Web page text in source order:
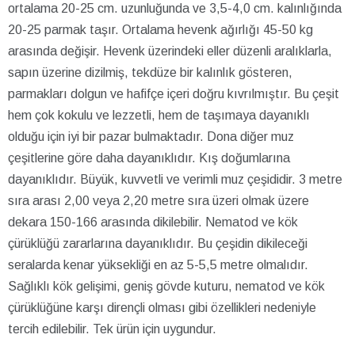
ortalama 20-25 cm. uzunluğunda ve 3,5-4,0 cm. kalınlığında
20-25 parmak taşır. Ortalama hevenk ağırlığı 45-50 kg
arasında değişir. Hevenk üzerindeki eller düzenli aralıklarla,
sapın üzerine dizilmiş, tekdüze bir kalınlık gösteren,
parmakları dolgun ve hafifçe içeri doğru kıvrılmıştır. Bu çeşit
hem çok kokulu ve lezzetli, hem de taşımaya dayanıklı
olduğu için iyi bir pazar bulmaktadır. Dona diğer muz
çeşitlerine göre daha dayanıklıdır. Kış doğumlarına
dayanıklıdır. Büyük, kuvvetli ve verimli muz çeşididir. 3 metre
sıra arası 2,00 veya 2,20 metre sıra üzeri olmak üzere
dekara 150-166 arasında dikilebilir. Nematod ve kök
çürüklüğü zararlarına dayanıklıdır. Bu çeşidin dikileceği
seralarda kenar yüksekliği en az 5-5,5 metre olmalıdır.
Sağlıklı kök gelişimi, geniş gövde kuturu, nematod ve kök
çürüklüğüne karşı dirençli olması gibi özellikleri nedeniyle
tercih edilebilir. Tek ürün için uygundur.